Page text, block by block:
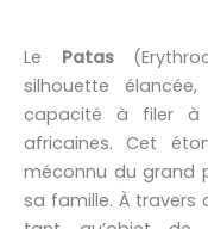
Le Patas
silhouette
capacité à filer à
africaines. Cet
méconnu du grand
sa famille. À travers